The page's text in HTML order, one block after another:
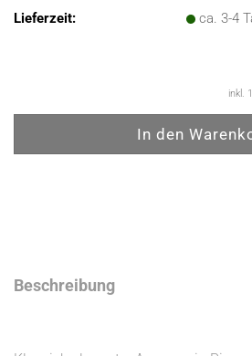
Lieferzeit:
ca. 3-4
inkl.
Beschreibung